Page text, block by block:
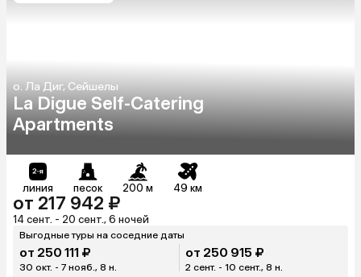
о. Ла Диг, Сейшелы
La Digue Self-Catering
Apartments
линия песок 200 м 49 км
от 217 942 ₽
14 сент. - 20 сент., 6 ночей
Выгодные туры на соседние даты
от 250 111 ₽
30 окт. - 7 нояб., 8 н.
от 250 915 ₽
2 сент. - 10 сент., 8 н.